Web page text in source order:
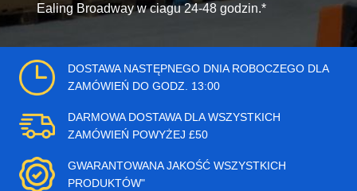
Ealing Broadway w ciagu 24-48 godzin.*
DOSTAWA NASTĘPNEGO DNIA ROBOCZEGO DLA
ZAMÓWIEŃ DO GODZ. 13:00
DARMOWA DOSTAWA DLA WSZYSTKICH
ZAMÓWIEŃ POWYŻEJ £50
GWARANTOWANA JAKOŚĆ WSZYSTKICH
PRODUKTÓW"